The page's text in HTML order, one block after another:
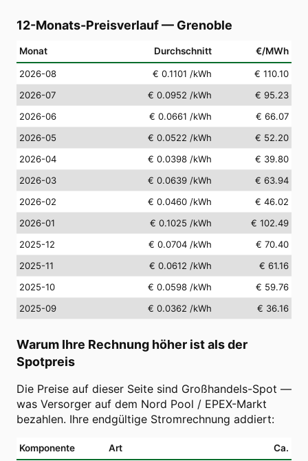
12-Monats-Preisverlauf— Grenoble
Monat Durchschnitt €/MWh
2026-08 € 0.1101 /kWh
€ 110.10
2026-07
€ 0.0952 /kWh
€ 95.23
2026-06
€ 0.0661 /kWh
€ 66.07
2026-05
€ 0.0522 /kWh
€ 52.20
2026-04
€ 0.0398 /kWh
€ 39.80
2026-03
€ 0.0639 /kWh
€ 63.94
2026-02
€ 0.0460 /kWh
€ 46.02
2026-01
€ 0.1025 /kWh
€ 102.49
2025-12
€ 0.0704 /kWh
€ 70.40
2025-11
€ 0.0612 /kWh
€ 61.16
2025-10
€ 0.0598 /kWh
€ 59.76
2025-09
€ 0.0362 /kWh € 36.16
Warum Ihre Rechnung höher ist als der
Spotpreis
Die Preise auf dieser Seite sind Großhandels-Spot —
was Versorger auf dem Nord Pool / EPEX-Markt
bezahlen. Ihre endgültige Stromrechnung addiert:
Komponente Art Ca.